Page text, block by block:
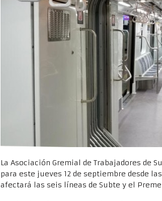
La Asociación Gremial de Trabajadores de
para este jueves 12 de septiembre desde
afectará las seis líneas de Subte y el